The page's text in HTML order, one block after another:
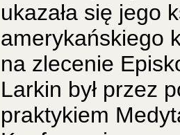
ukazała się jego
amerykańskiego
na zlecenie
Larkin był przez
praktykiem